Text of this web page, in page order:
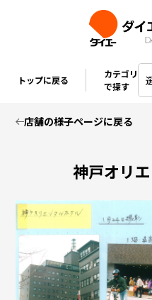
トップに戻る
カテゴリ
で探す
店舗の様子ページに戻る
神戸オリ